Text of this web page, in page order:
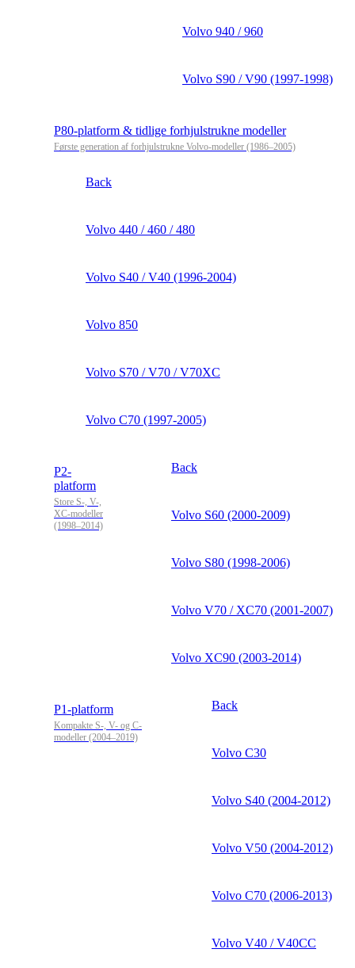
Volvo 940 / 960
Volvo S90 / V90 (1997-1998)
P80-platform & tidlige forhjulstrukne modeller
Første generation af forhjulstrukne Volvo-modeller (1986–2005)
Back
Volvo 440 / 460 / 480
Volvo S40 / V40 (1996-2004)
Volvo 850
Volvo S70 / V70 / V70XC
Volvo C70 (1997-2005)
P2-
platform
Store S-, V-,
XC-modeller
(1998–2014)
Back
Volvo S60 (2000-2009)
Volvo S80 (1998-2006)
Volvo V70 / XC70 (2001-2007)
Volvo XC90 (2003-2014)
P1-platform
Kompakte S-, V- og C-
modeller (2004–2019)
Back
Volvo C30
Volvo S40 (2004-2012)
Volvo V50 (2004-2012)
Volvo C70 (2006-2013)
Volvo V40 / V40CC